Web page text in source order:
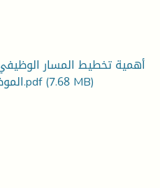
أهمية تخطيط المسار
الموظفين بالمؤسسة.pdf(7.68 MB)